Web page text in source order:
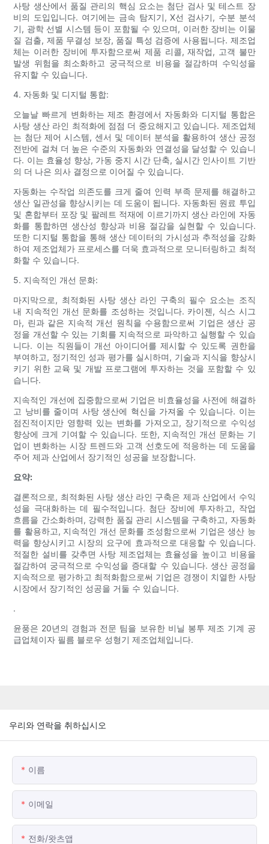
사탕 생산에서 품질 관리의 핵심 요소는 첨단 검사 및 테스트 장
비의 도입입니다. 여기에는 금속 탐지기, X선 검사기, 수분 분석
기, 광학 선별 시스템 등이 포함될 수 있으며, 이러한 장비는 이물
질 검출, 제품 무결성 보장, 품질 특성 검증에 사용됩니다. 제조업
체는 이러한 장비에 투자함으로써 제품 리콜, 재작업, 고객 불만
발생 위험을 최소화하고 궁극적으로 비용을 절감하며 수익성을
유지할 수 있습니다.
4. 자동화 및 디지털 통합:
오늘날 빠르게 변화하는 제조 환경에서 자동화와 디지털 통합은
사탕 생산 라인 최적화에 점점 더 중요해지고 있습니다. 제조업체
는 첨단 제어 시스템, 센서 및 데이터 분석을 활용하여 생산 공정
전반에 걸쳐 더 높은 수준의 자동화와 연결성을 달성할 수 있습니
다. 이는 효율성 향상, 가동 중지 시간 단축, 실시간 인사이트 기반
의 더 나은 의사 결정으로 이어질 수 있습니다.
자동화는 수작업 의존도를 크게 줄여 인력 부족 문제를 해결하고
생산 일관성을 향상시키는 데 도움이 됩니다. 자동화된 원료 투입
및 혼합부터 포장 및 팔레트 적재에 이르기까지 생산 라인에 자동
화를 통합하면 생산성 향상과 비용 절감을 실현할 수 있습니다.
또한 디지털 통합을 통해 생산 데이터의 가시성과 추적성을 강화
하여 제조업체가 프로세스를 더욱 효과적으로 모니터링하고 최적
화할 수 있습니다.
5. 지속적인 개선 문화:
마지막으로, 최적화된 사탕 생산 라인 구축의 필수 요소는 조직
내 지속적인 개선 문화를 조성하는 것입니다. 카이젠, 식스 시그
마, 린과 같은 지속적 개선 원칙을 수용함으로써 기업은 생산 공
정을 개선할 수 있는 기회를 지속적으로 파악하고 실행할 수 있습
니다. 이는 직원들이 개선 아이디어를 제시할 수 있도록 권한을
부여하고, 정기적인 성과 평가를 실시하며, 기술과 지식을 향상시
키기 위한 교육 및 개발 프로그램에 투자하는 것을 포함할 수 있
습니다.
지속적인 개선에 집중함으로써 기업은 비효율성을 사전에 해결하
고 낭비를 줄이며 사탕 생산에 혁신을 가져올 수 있습니다. 이는
점진적이지만 영향력 있는 변화를 가져오고, 장기적으로 수익성
향상에 크게 기여할 수 있습니다. 또한, 지속적인 개선 문화는 기
업이 변화하는 시장 트렌드와 고객 선호도에 적응하는 데 도움을
주어 제과 산업에서 장기적인 성공을 보장합니다.
요약:
결론적으로, 최적화된 사탕 생산 라인 구축은 제과 산업에서 수익
성을 극대화하는 데 필수적입니다. 첨단 장비에 투자하고, 작업
흐름을 간소화하며, 강력한 품질 관리 시스템을 구축하고, 자동화
를 활용하고, 지속적인 개선 문화를 조성함으로써 기업은 생산 능
력을 향상시키고 시장의 요구에 효과적으로 대응할 수 있습니다.
적절한 설비를 갖추면 사탕 제조업체는 효율성을 높이고 비용을
절감하여 궁극적으로 수익성을 증대할 수 있습니다. 생산 공정을
지속적으로 평가하고 최적화함으로써 기업은 경쟁이 치열한 사탕
시장에서 장기적인 성공을 거둘 수 있습니다.
.
윤풍은 20년의 경험과 전문 팀을 보유한 비닐 봉투 제조 기계 공
급업체이자 필름 블로우 성형기 제조업체입니다.
우리와 연락을 취하십시오
이름
이메일
전화/왓츠앱